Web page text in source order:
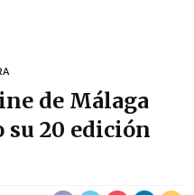
de Málaga
su 20 edición